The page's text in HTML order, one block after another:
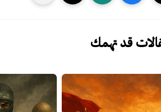
قد تهمك